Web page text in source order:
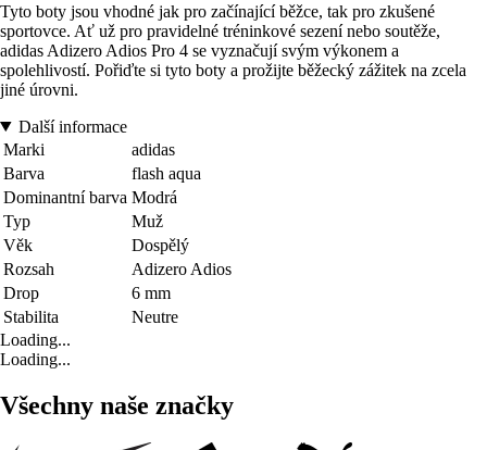
Tyto boty jsou vhodné jak pro začínající běžce, tak pro zkušené
sportovce. Ať už pro pravidelné tréninkové sezení nebo soutěže,
adidas Adizero Adios Pro 4 se vyznačují svým výkonem a
spolehlivostí. Pořiďte si tyto boty a prožijte běžecký zážitek na zcela
jiné úrovni.
Další informace
Marki
adidas
Barva
flash aqua
Dominantní barva Modrá
Typ
Muž
Věk
Dospělý
Rozsah
Adizero Adios
Drop
6 mm
Stabilita
Neutre
Loading...
Loading...
Všechny naše značky